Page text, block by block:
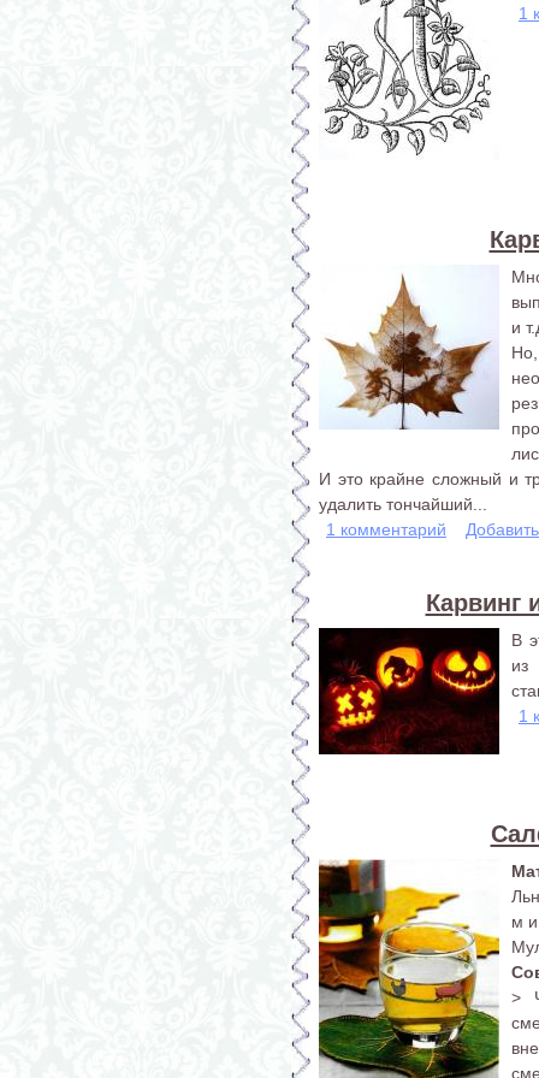
1
и
И это крайне сложный и
удалить тончайший...
1 комментарий
Карвинг
В
из
1
м
>